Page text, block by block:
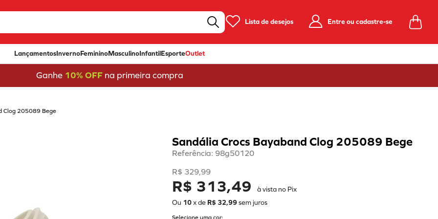
Lista de desejos Entre ou cadastre-se
LançamentosInvernoFemininoMasculinoInfantilEsporteOutlet
Ganhe 10% OFFna primeira compra
Clog 205089 Bege
Sandália Crocs Bayaband Clog 205089 Bege
Referência: 98g50120
R$ 329,99
R$ 313,49
à vista no Pix
Ou 10x de R$ 32,99sem juros
Selecione uma cor: